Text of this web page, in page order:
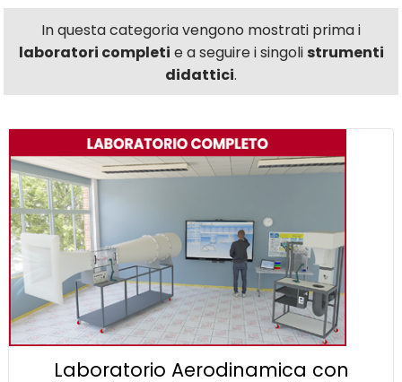
In questa categoria vengono mostrati prima i
laboratori completi e a seguire i singoli strumenti
didattici.
Laboratorio Aerodinamica con